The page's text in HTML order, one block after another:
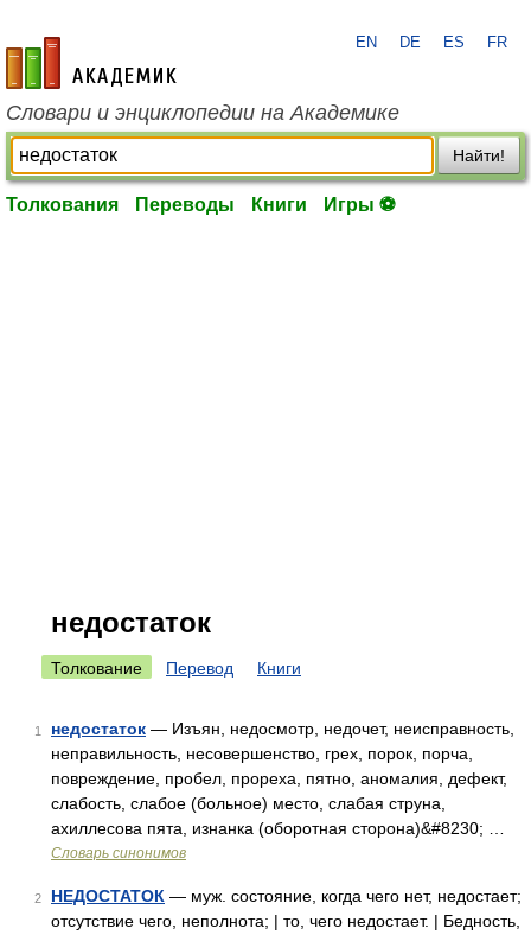
academic.ru
EN DE ES FR
Словари и энциклопедии на Академике
Найти!
Толкования Переводы Книги Игры ⚽
недостаток
Толкование Перевод Книги
1 недостаток — Изъян, недосмотр, недочет, неисправность,
неправильность, несовершенство, грех, порок, порча,
повреждение, пробел, прореха, пятно, аномалия, дефект,
слабость, слабое (больное) место, слабая струна,
ахиллесова пята, изнанка (оборотная сторона)&#8230; …
Словарь синонимов
2 НЕДОСТАТОК — муж. состояние, когда чего нет, недостает;
отсутствие чего, неполнота; | то, чего недостает. | Бедность,